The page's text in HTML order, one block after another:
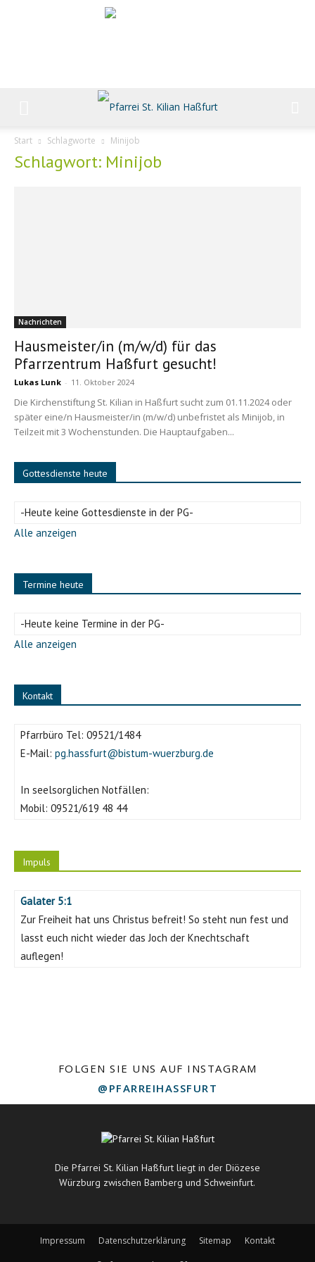
Start Schlagworte Minijob
Schlagwort: Minijob
Nachrichten
Hausmeister/in (m/w/d) für das
Pfarrzentrum Haßfurt gesucht!
Lukas Lunk - 11. Oktober 2024
Die Kirchenstiftung St. Kilian in Haßfurt sucht zum 01.11.2024 oder
später eine/n Hausmeister/in (m/w/d) unbefristet als Minijob, in
Teilzeit mit 3 Wochenstunden. Die Hauptaufgaben...
Gottesdienste heute
-Heute keine Gottesdienste in der PG-
Alle anzeigen
Termine heute
-Heute keine Termine in der PG-
Alle anzeigen
Kontakt
Pfarrbüro Tel: 09521/1484
E-Mail: pg.hassfurt@bistum-wuerzburg.de
In seelsorglichen Notfällen:
Mobil: 09521/619 48 44
Impuls
Galater 5:1
Zur Freiheit hat uns Christus befreit! So steht nun fest und
lasst euch nicht wieder das Joch der Knechtschaft
auflegen!
FOLGEN SIE UNS AUF INSTAGRAM
@PFARREIHASSFURT
Die Pfarrei St. Kilian Haßfurt liegt in der Diözese
Würzburg zwischen Bamberg und Schweinfurt.
Impressum Datenschutzerklärung Sitemap Kontakt